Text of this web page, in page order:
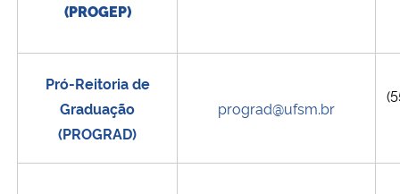
(PROGEP)
Pró-Reitoria de
Graduação
(PROGRAD)
prograd@ufsm.br